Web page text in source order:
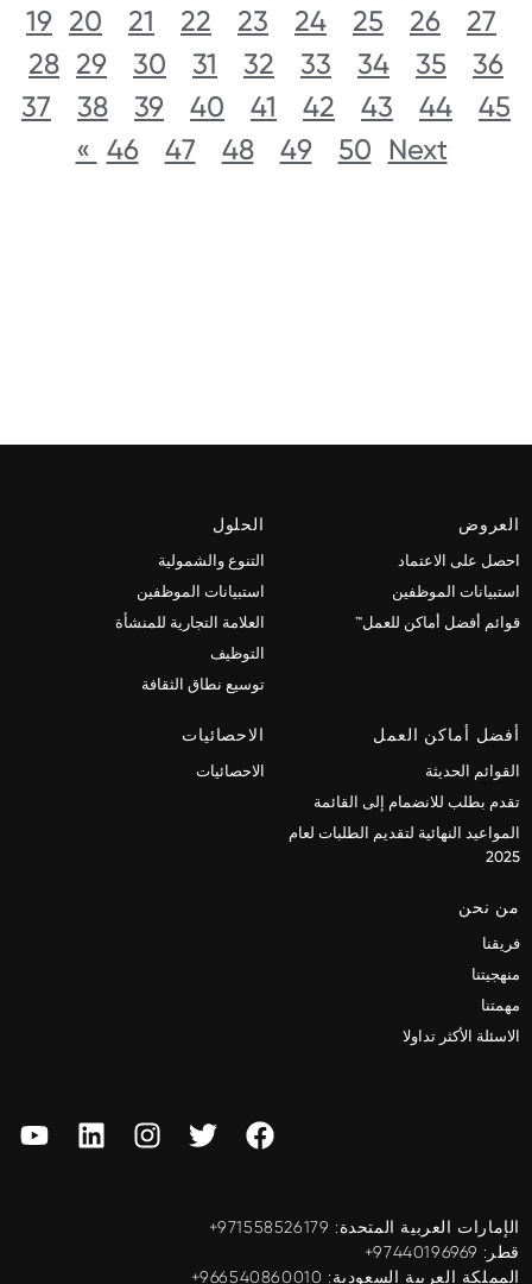
19 20 21 22 23 24 25 26
27
28 29 30 31 32 33 34 35
36
37
38 39 40 41 42 43 44
45
46
47 48 49 50 Next »
العروض
احصل على الاعتماد
استبيانات الموظفين
قوائم أفضل أماكن للعمل™
الحلول
التنوع والشمولية
استبيانات الموظفين
العلامة التجارية للمنشأة
التوظيف
توسيع نطاق الثقافة
أفضل أماكن العمل
القوائم الحديثة
تقدم بطلب للانضمام إلى القائمة
المواعيد النهائية لتقديم الطلبات لعام
2025
الاحصائيات
الاحصائيات
من نحن
فريقنا
منهجيتنا
مهمتنا
الاسئلة الأكثر تداولا
الإمارات العربية المتحدة: ‎+971558526179
قطر: ‎+97440196969
المملكة العربية السعودية: ‎+966540860010